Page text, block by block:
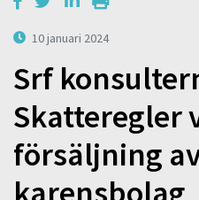
10 januari 2024
Srf
Skatteregler
försäljning